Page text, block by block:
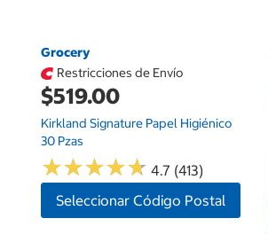
Grocery
Restricciones de Envío
$519.00
Kirkland Signature Papel Higiénico
30 Pzas
★★★★★
★★★★★ 4.7 (413)
Seleccionar Código Postal